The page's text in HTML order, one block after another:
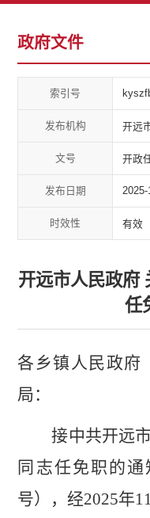
政府文件
索引号
发布机构 开远
文号 开政
发布日期 2025-
时效性 有效
开远市人民政府
任
各乡镇人民政府
局：
接中共开远
同志任免职的通
号），经2025年11